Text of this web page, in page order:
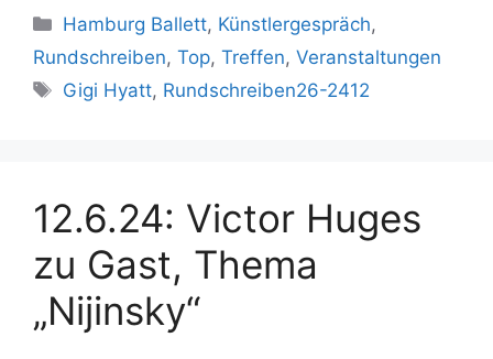
Kategorien
Hamburg Ballett, Künstlergespräch,
Rundschreiben, Top, Treffen, Veranstaltungen
Schlagwörter
Gigi Hyatt, Rundschreiben26-2412
12.6.24: Victor Huges
zu Gast, Thema
„Nijinsky“